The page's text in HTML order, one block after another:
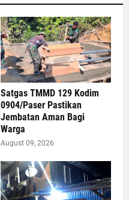
Satgas TMMD 129 Kodim
0904/Paser Pastikan
Jembatan Aman Bagi
Warga
August 09, 2026